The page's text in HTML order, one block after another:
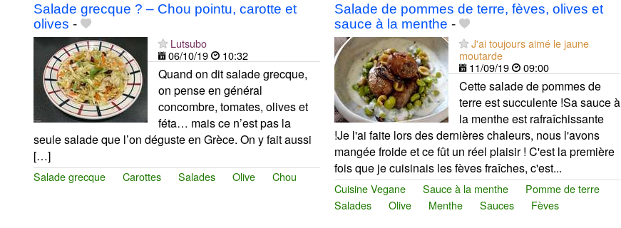
Salade grecque ? – Chou pointu, carotte et
olives -
Lutsubo
06/10/19
10:32
Quand on dit salade grecque,
on pense en général
concombre, tomates, olives et
féta… mais ce n’est pas la
seule salade que l’on déguste en Grèce. On y fait aussi
[…]
Salade grecque Carottes Salades Olive Chou
Salade de pommes de terre, fèves, olives et
sauce à la menthe -
J'ai toujours aimé le jaune
moutarde
11/09/19
09:00
Cette salade de pommes de
terre est succulente !Sa sauce à
la menthe est rafraîchissante
!Je l'ai faite lors des dernières chaleurs, nous l'avons
mangée froide et ce fût un réel plaisir ! C'est la première
fois que je cuisinais les fèves fraîches, c'est...
Cuisine Vegane Sauce à la menthe
Pomme de terre
Salades
Olive Menthe Sauces Fèves